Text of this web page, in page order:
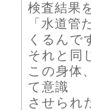
検査結果
「水道
くるんで
それと同
この身体
て意識
させられ